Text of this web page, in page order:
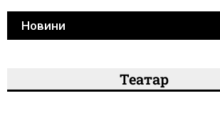
Новини
Театар